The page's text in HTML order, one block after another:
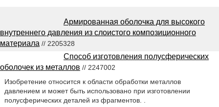
Армированная оболочка для высокого
внутреннего давления из слоистого композиционного
материала // 2205328
Способ изготовления полусферических
оболочек из металлов // 2247002
Изобретение относится к области обработки металлов
давлением и может быть использовано при изготовлении
полусферических деталей из фрагментов. .